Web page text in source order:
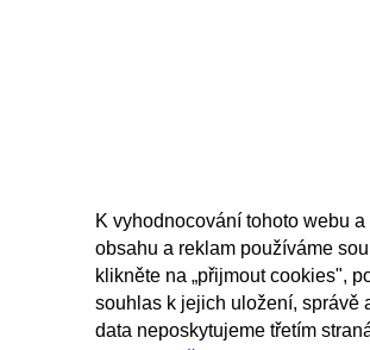
K vyhodnocování tohoto webu
obsahu a reklam používáme
klikněte na „přijmout cookies",
souhlas k jejich uložení, správě
data neposkytujeme třetím